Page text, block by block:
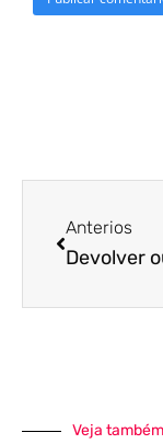
Anterios
Veja também